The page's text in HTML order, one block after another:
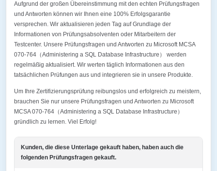
Aufgrund der großen Übereinstimmung mit den echten Prüfungsfragen
und Antworten können wir Ihnen eine 100% Erfolgsgarantie
versprechen. Wir aktualisieren jeden Tag auf Grundlage der
Informationen von Prüfungsabsolventen oder Mitarbeitern der
Testcenter. Unsere Prüfungsfragen und Antworten zu Microsoft MCSA
070-764（Administering a SQL Database Infrastructure） werden
regelmäßig aktualisiert. Wir werten täglich Informationen aus den
tatsächlichen Prüfungen aus und integrieren sie in unsere Produkte.
Um Ihre Zertifizierungsprüfung reibungslos und erfolgreich zu meistern,
brauchen Sie nur unsere Prüfungsfragen und Antworten zu Microsoft
MCSA 070-764（Administering a SQL Database Infrastructure）
gründlich zu lernen. Viel Erfolg!
Kunden, die diese Unterlage gekauft haben, haben auch die
folgenden Prüfungsfragen gekauft.